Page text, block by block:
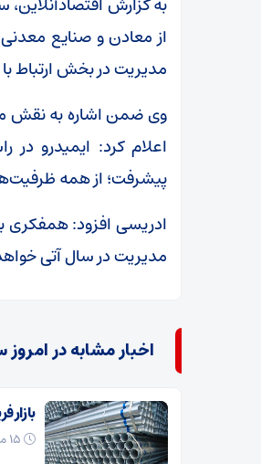
از معادن و صنایع
مدیریت در بخش ارتباط
وی ضمن اشاره به نقش
پیشرفت؛ از همه
ادریسی افزود: همفکری
مدیریت در سال آتی
اخبار مشابه در امروز
بازار